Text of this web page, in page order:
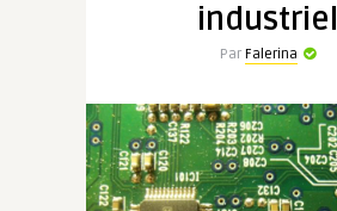
industriel
Par Falerina